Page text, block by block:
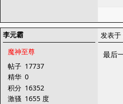
李元霸
魔神至尊
帖子 17737
精华 0
积分 16352
激骚 1655 度
发表
最后